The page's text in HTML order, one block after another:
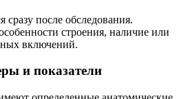
после обследования.
строения, наличие или
включений.
и показатели